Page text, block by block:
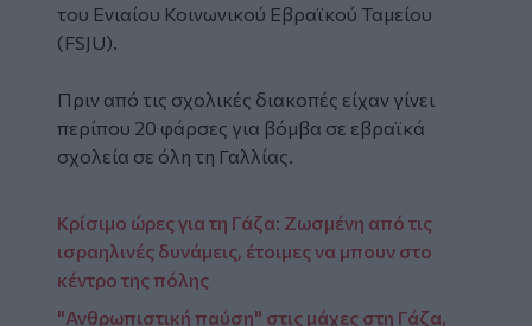
του Ενιαίου Κοινωνικού Εβραϊκού Ταμείου
(FSJU).
Πριν από τις σχολικές διακοπές είχαν γίνει
περίπου 20 φάρσες για βόμβα σε εβραϊκά
σχολεία σε όλη τη Γαλλίας.
Κρίσιμο ώρες για τη Γάζα: Ζωσμένη από τις
ισραηλινές δυνάμεις, έτοιμες να μπουν στο
κέντρο της πόλης
"Ανθρωπιστική παύση" στις μάχες στη Γάζα,